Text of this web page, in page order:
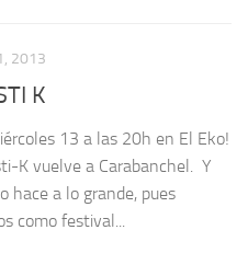
2013
K
13 a las 20h en El Eko!
K vuelve a Carabanchel. Y
hace a lo grande, pues
como festival...